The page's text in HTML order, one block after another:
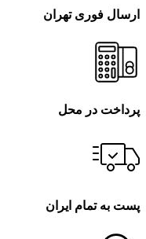
ارسال فوری تهران
پرداخت در محل
پست به تمام ایران